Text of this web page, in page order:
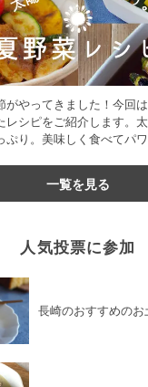
がやってきました！今回
レシピをご紹介します。
ぷり。美味しく食べてパ
一覧を見る
人気投票に参加
長崎のおすすめのお